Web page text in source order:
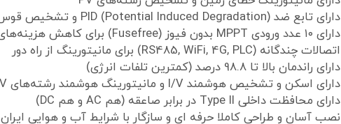
دارای تابع ضد PID (Potential Induced Degradation) و تشخیص قوس الکتریکی (AFCI)
دارای ۱۰ عدد ورودی MPPT بدون فیوز (Fusefree) برای کاهش هزینه‌های نگهداری
اتصالات چندگانه (RS485, WiFi, 4G, PLC) برای مانیتورینگ از راه دور
دارای راندمان بالا تا 98.8 درصد (کمترین تلفات انرژی)
دارای اسکن و تشخیص هوشمند I/V و مانیتورینگ هوشمند رشته‌های PV برای بهینه‌سازی عملکرد پنل‌ها
دارای محافظت داخلی Type II در برابر صاعقه (هم AC و هم DC)
نصب آسان و طراحی کاملا حرفه ای و سازگار با شرایط آب و هوایی ایران